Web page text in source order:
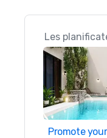
Les
Promote